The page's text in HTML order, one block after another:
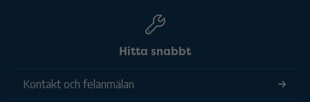
Hitta snabbt
Kontakt och felanmälan